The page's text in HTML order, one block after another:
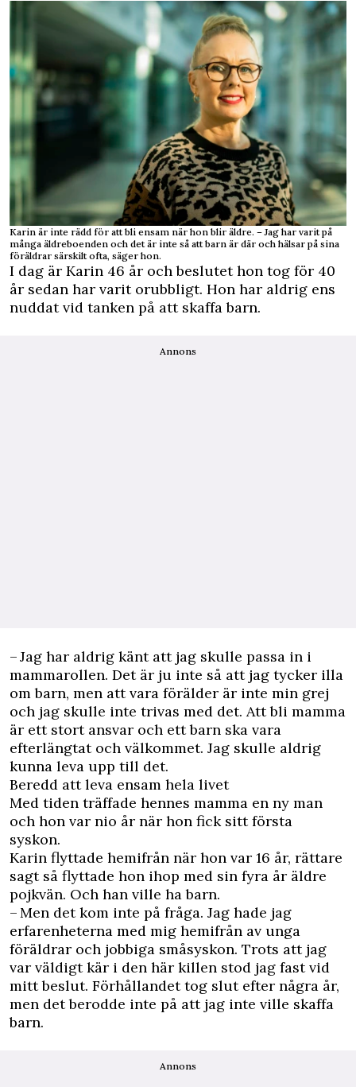
Karin är inte rädd för att bli ensam när hon blir äldre. – Jag har varit på
många äldreboenden och det är inte så att barn är där och hälsar på sina
föräldrar särskilt ofta, säger hon.
I dag är Karin 46 år och beslutet hon tog för 40
år sedan har varit orubbligt. Hon har aldrig ens
nuddat vid tanken på att skaffa barn.
Annons
– Jag har aldrig känt att jag skulle passa in i
mammarollen. Det är ju inte så att jag tycker illa
om barn, men att vara förälder är inte min grej
och jag skulle inte trivas med det. Att bli mamma
är ett stort ansvar och ett barn ska vara
efterlängtat och välkommet. Jag skulle aldrig
kunna leva upp till det.
Beredd att leva ensam hela livet
Med tiden träffade hennes mamma en ny man
och hon var nio år när hon fick sitt första
syskon.
Karin flyttade hemifrån när hon var 16 år, rättare
sagt så flyttade hon ihop med sin fyra år äldre
pojkvän. Och han ville ha barn.
– Men det kom inte på fråga. Jag hade jag
erfarenheterna med mig hemifrån av unga
föräldrar och jobbiga småsyskon. Trots att jag
var väldigt kär i den här killen stod jag fast vid
mitt beslut. Förhållandet tog slut efter några år,
men det berodde inte på att jag inte ville skaffa
barn.
Annons